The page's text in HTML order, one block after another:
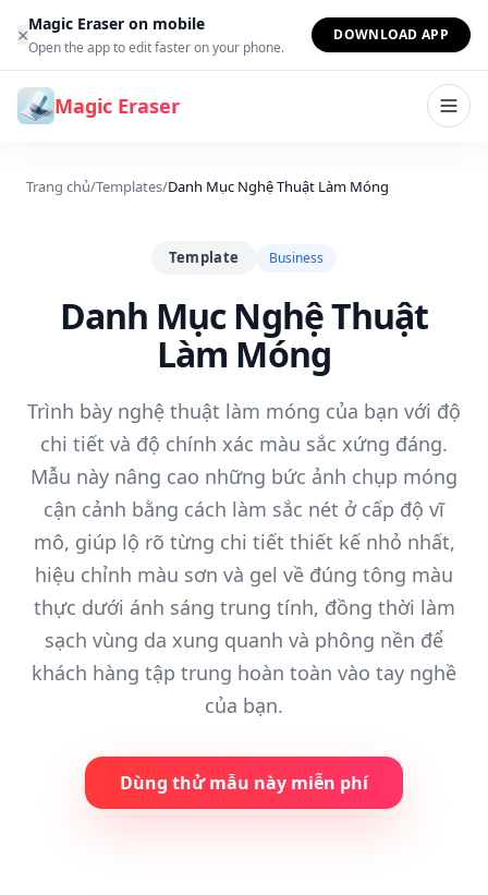
Bỏ qua đến nội dung
×Magic Eraser on mobile
Open the app to edit faster on your phone.
DOWNLOAD APP
Magic Eraser
Trang chủ/Templates/Danh Mục Nghệ Thuật Làm Móng
Template Business
Danh Mục Nghệ Thuật
Làm Móng
Trình bày nghệ thuật làm móng của bạn với độ
chi tiết và độ chính xác màu sắc xứng đáng.
Mẫu này nâng cao những bức ảnh chụp móng
cận cảnh bằng cách làm sắc nét ở cấp độ vĩ
mô, giúp lộ rõ từng chi tiết thiết kế nhỏ nhất,
hiệu chỉnh màu sơn và gel về đúng tông màu
thực dưới ánh sáng trung tính, đồng thời làm
sạch vùng da xung quanh và phông nền để
khách hàng tập trung hoàn toàn vào tay nghề
của bạn.
Dùng thử mẫu này miễn phí